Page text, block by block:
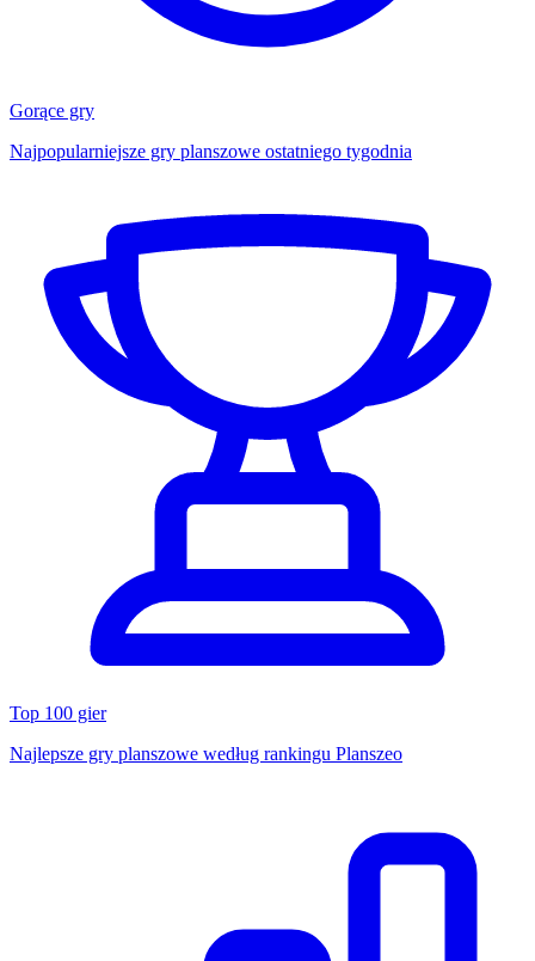
Gorące gry
Najpopularniejsze gry planszowe ostatniego tygodnia
Top 100 gier
Najlepsze gry planszowe według rankingu Planszeo